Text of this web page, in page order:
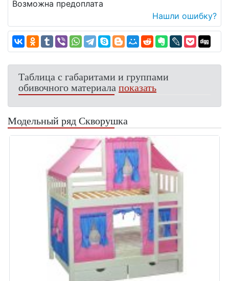
Возможна предоплата
Нашли ошибку?
Таблица с габаритами и группами
обивочного материалапоказать
Модельный ряд Скворушка